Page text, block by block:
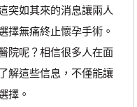
突如其來的消息讓兩人
擇無痛終止懷孕手術。
院呢？相信很多人在面
解這些信息，不僅能讓
擇。